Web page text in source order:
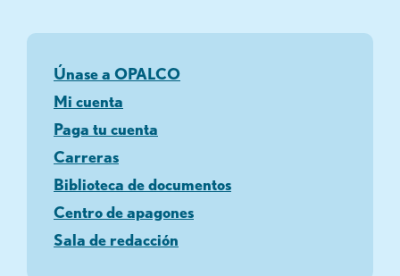
Únase a OPALCO
Mi cuenta
Paga tu cuenta
Carreras
Biblioteca de documentos
Centro de apagones
Sala de redacción